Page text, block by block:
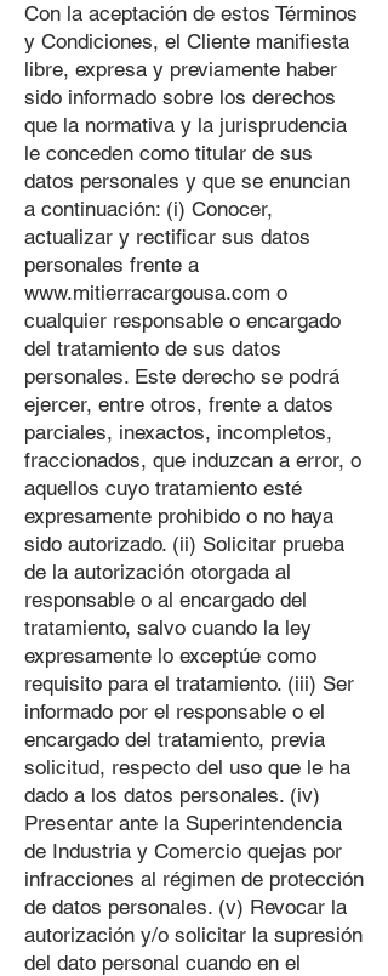
Con la aceptación de estos Términos
y Condiciones, el Cliente manifiesta
libre, expresa y previamente haber
sido informado sobre los derechos
que la normativa y la jurisprudencia
le conceden como titular de sus
datos personales y que se enuncian
a continuación: (i) Conocer,
actualizar y rectificar sus datos
personales frente a
www.mitierracargousa.com o
cualquier responsable o encargado
del tratamiento de sus datos
personales. Este derecho se podrá
ejercer, entre otros, frente a datos
parciales, inexactos, incompletos,
fraccionados, que induzcan a error, o
aquellos cuyo tratamiento esté
expresamente prohibido o no haya
sido autorizado. (ii) Solicitar prueba
de la autorización otorgada al
responsable o al encargado del
tratamiento, salvo cuando la ley
expresamente lo exceptúe como
requisito para el tratamiento. (iii) Ser
informado por el responsable o el
encargado del tratamiento, previa
solicitud, respecto del uso que le ha
dado a los datos personales. (iv)
Presentar ante la Superintendencia
de Industria y Comercio quejas por
infracciones al régimen de protección
de datos personales. (v) Revocar la
autorización y/o solicitar la supresión
del dato personal cuando en el